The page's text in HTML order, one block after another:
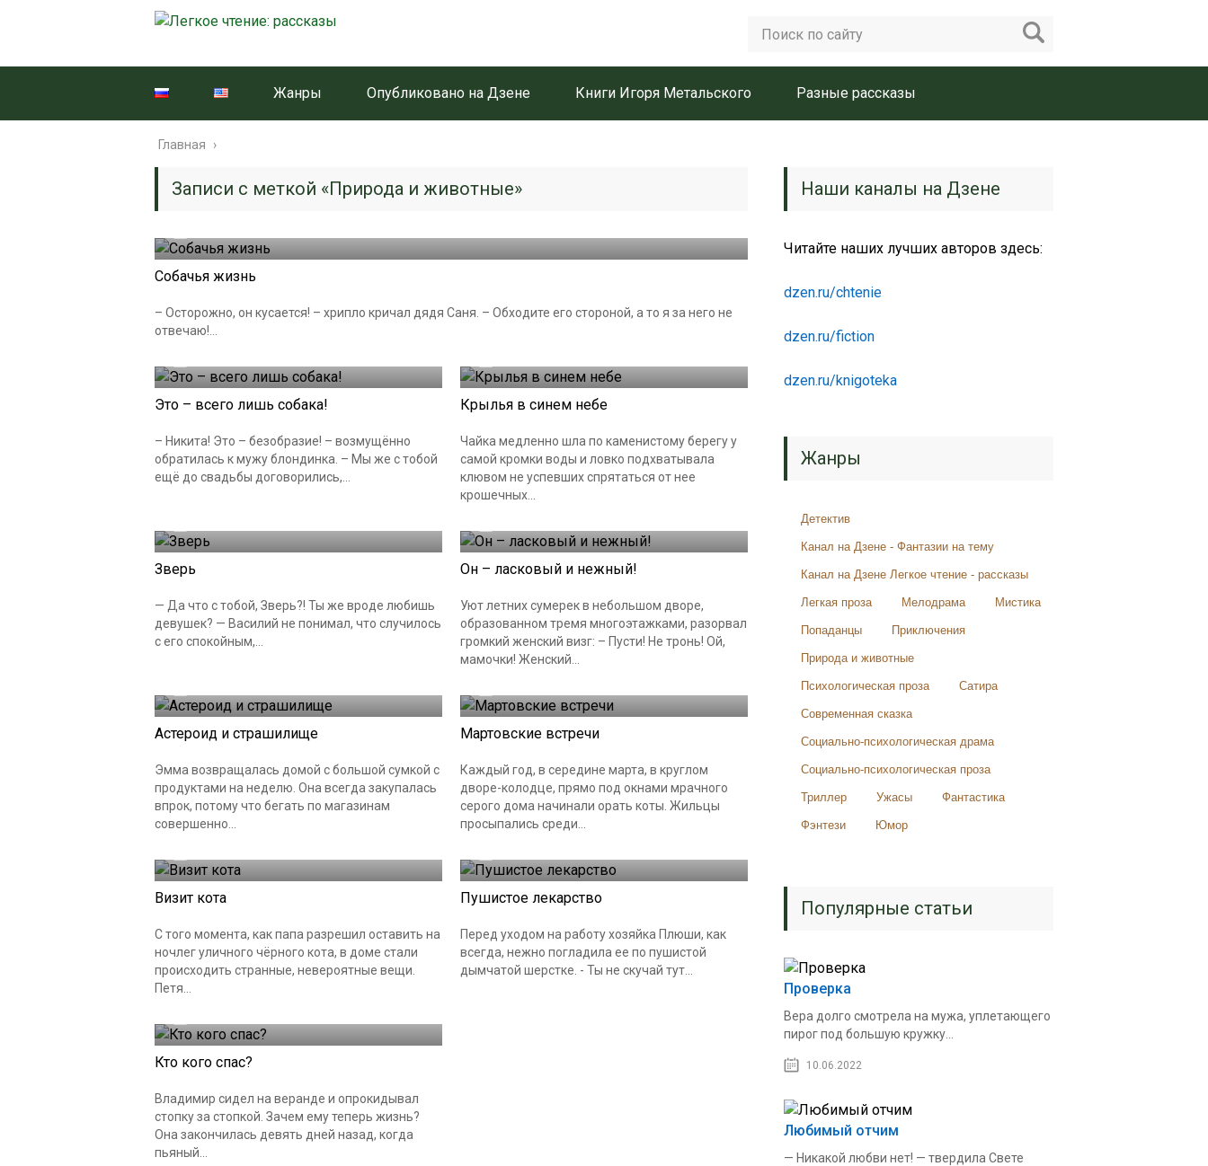
Жанры Опубликовано на Дзене Книги Игоря Метальского Разные рассказы
Главная ›
Записи с меткой «Природа и животные»
Собачья жизнь
– Осторожно, он кусается! – хрипло кричал дядя Саня. – Обходите его стороной, а то я за него не
отвечаю!...
Это – всего лишь собака!
– Никита! Это – безобразие! – возмущённо
обратилась к мужу блондинка. – Мы же с тобой
ещё до свадьбы договорились,...
Крылья в синем небе
Чайка медленно шла по каменистому берегу у
самой кромки воды и ловко подхватывала
клювом не успевших спрятаться от нее
крошечных...
Зверь
— Да что с тобой, Зверь?! Ты же вроде любишь
девушек? — Василий не понимал, что случилось
с его спокойным,...
Он – ласковый и нежный!
Уют летних сумерек в небольшом дворе,
образованном тремя многоэтажками, разорвал
громкий женский визг: – Пусти! Не тронь! Ой,
мамочки! Женский...
Астероид и страшилище
Эмма возвращалась домой с большой сумкой с
продуктами на неделю. Она всегда закупалась
впрок, потому что бегать по магазинам
совершенно...
Мартовские встречи
Каждый год, в середине марта, в круглом
дворе-колодце, прямо под окнами мрачного
серого дома начинали орать коты. Жильцы
просыпались среди...
Визит кота
С того момента, как папа разрешил оставить на
ночлег уличного чёрного кота, в доме стали
происходить странные, невероятные вещи.
Петя...
Пушистое лекарство
Перед уходом на работу хозяйка Плюши, как
всегда, нежно погладила ее по пушистой
дымчатой шерстке. - Ты не скучай тут...
Кто кого спас?
Владимир сидел на веранде и опрокидывал
стопку за стопкой. Зачем ему теперь жизнь?
Она закончилась девять дней назад, когда
пьяный...
Наши каналы на Дзене
Читайте наших лучших авторов здесь:
dzen.ru/chtenie
dzen.ru/fiction
dzen.ru/knigoteka
Жанры
Детектив
Канал на Дзене - Фантазии на тему
Канал на Дзене Легкое чтение - рассказы
Легкая проза Мелодрама Мистика
Попаданцы Приключения
Природа и животные
Психологическая проза Сатира
Современная сказка
Социально-психологическая драма
Социально-психологическая проза
Триллер Ужасы Фантастика
Фэнтези Юмор
Популярные статьи
Проверка
Вера долго смотрела на мужа, уплетающего
пирог под большую кружку...
10.06.2022
Любимый отчим
— Никакой любви нет! — твердила Свете